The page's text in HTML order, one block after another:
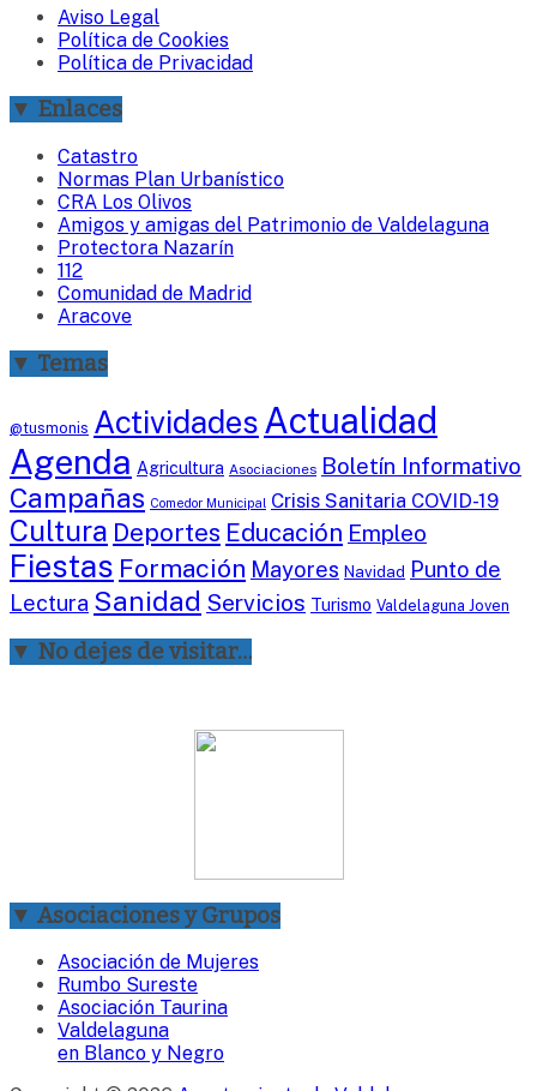
Aviso Legal
Política de Cookies
Política de Privacidad
▼ Enlaces
Catastro
Normas Plan Urbanístico
CRA Los Olivos
Amigos y amigas del Patrimonio de Valdelaguna
Protectora Nazarín
112
Comunidad de Madrid
Aracove
▼ Temas
@tusmonis ActividadesActualidad
Agenda Agricultura Asociaciones Boletín Informativo
Campañas Comedor Municipal Crisis Sanitaria COVID-19
Cultura Deportes Educación Empleo
Fiestas Formación Mayores Navidad Punto de
Lectura Sanidad Servicios Turismo Valdelaguna Joven
▼ No dejes de visitar…
▼ Asociaciones y Grupos
Asociación de Mujeres
Rumbo Sureste
Asociación Taurina
Valdelaguna
en Blanco y Negro